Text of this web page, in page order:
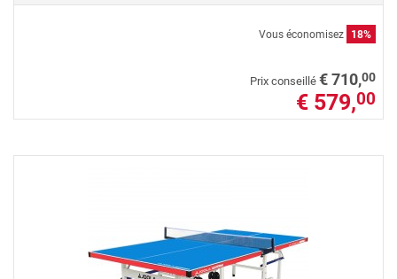
Vous économisez 18%
Prix conseillé € 710,00
€ 579,00